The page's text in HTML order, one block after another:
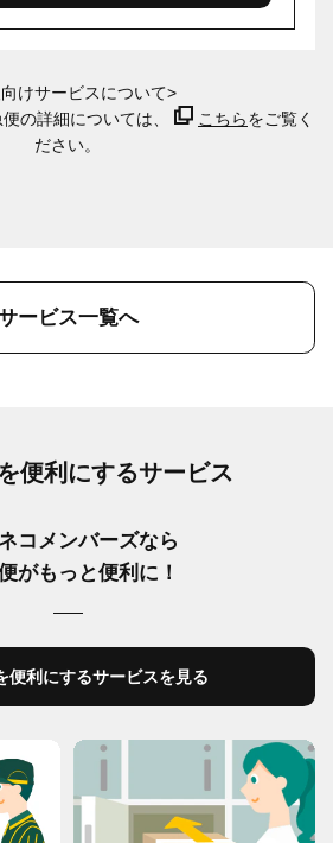
けサービスについて>
の詳細については、
こちらをご覧く
ださい。
ービス一覧へ
便利にするサービス
コメンバーズなら
がもっと便利に！
便利にするサービスを見る